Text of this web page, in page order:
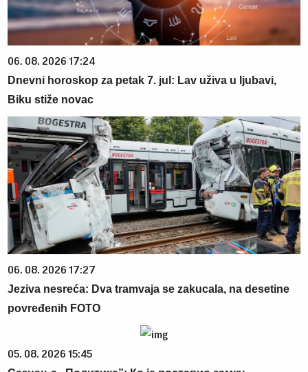
06. 08. 2026 17:24
Dnevni horoskop za petak 7. jul: Lav uživa u ljubavi,
Biku stiže novac
06. 08. 2026 17:27
Jeziva nesreća: Dva tramvaja se zakucala, na desetine
povređenih FOTO
05. 08. 2026 15:45